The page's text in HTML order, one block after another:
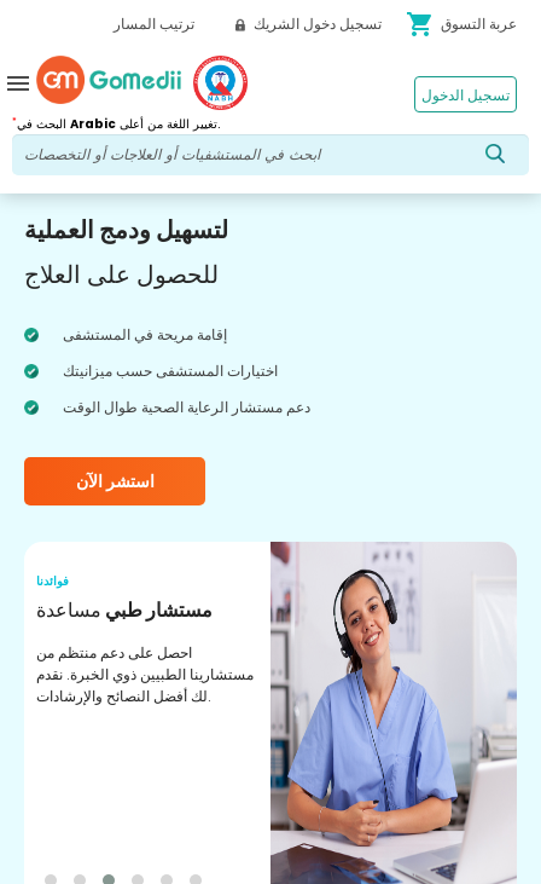
ترتيب المسار تسجيل دخول الشريك shopping_cart عربة التسوق
* Arabic تغيير اللغة من أعلى.
تسجيل الدخول menu
لتسهيل ودمج العملية
للحصول على العلاج
إقامة مريحة في المستشفى
اختيارات المستشفى حسب ميزانيتك
دعم مستشار الرعاية الصحية طوال الوقت
استشر الآن
فوائدنا
مستشار طبي مساعدة
احصل على دعم منتظم من
مستشارينا الطبيين ذوي الخبرة. نقدم
لك أفضل النصائح والإرشادات.